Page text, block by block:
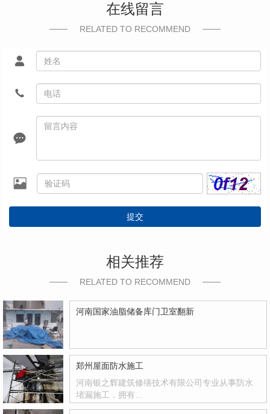
在线留言
RELATED TO RECOMMEND
提交
相关推荐
RELATED TO RECOMMEND
河南国家油脂储备库门卫室翻新
郑州屋面防水施工
河南银之辉建筑修缮技术有限公司专业从事防水
堵漏施工，拥有…